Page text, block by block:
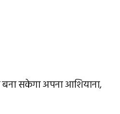
सकेगा अपना आशियाना,